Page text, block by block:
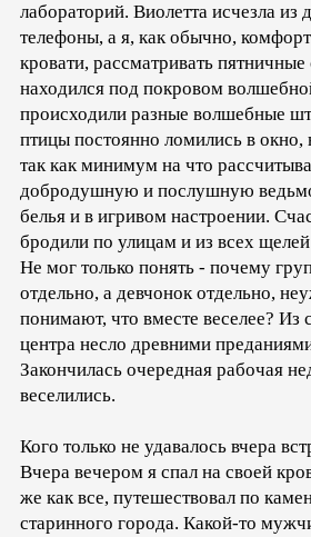
лабораторий. Виолетта исчезла из
телефоны, а я, как обычно,
кровати, рассматривать
находился под покровом
происходили разные волшебные
птицы постоянно ломились в окно,
так как минимум на что
добродушную и послушную
белья и в игривом настроении.
бродили по улицам и из всех
Не мог только понять - почему
отдельно, а девчонок отдельно,
понимают, что вместе веселее? Из
центра несло древними
Закончилась очередная рабочая
веселились.
Кого только не удавалось вчера
Вчера вечером я спал на своей
же как все, путешествовал по
старинного города. Какой-то